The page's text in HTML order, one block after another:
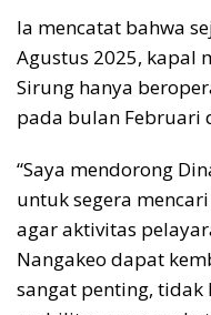
Ia mencatat bahwa
Agustus 2025, kapal
Sirung hanya
pada bulan Februari
“Saya mendorong
untuk segera
agar aktivitas
Nangakeo dapat
sangat penting, tidak